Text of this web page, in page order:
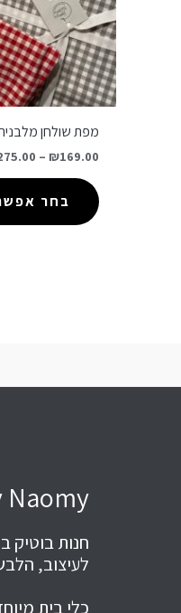
מפת שולחן
₪169.00
–
בחר
Naomy
חנות בוטיק
לעיצוב,
כלי בית